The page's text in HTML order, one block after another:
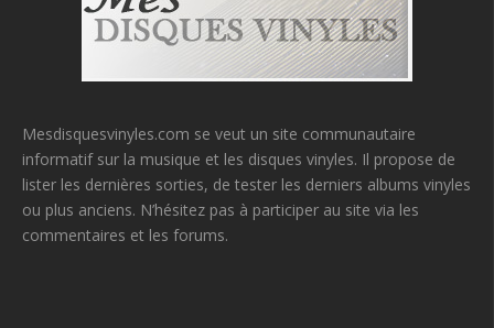
Mesdisquesvinyles.com se veut un site communautaire
informatif sur la musique et les disques vinyles. Il propose de
lister les dernières sorties, de tester les derniers albums vinyles
ou plus anciens. N’hésitez pas à participer au site via les
commentaires et les forums.